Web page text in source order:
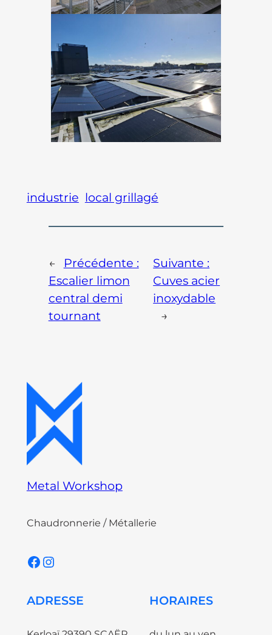
industrie local grillagé
←
Précédente :
Escalier limon
central demi
tournant
Suivante :
Cuves acier
inoxydable
→
Metal Workshop
Chaudronnerie / Métallerie
Facebook Instagram
ADRESSE HORAIRES